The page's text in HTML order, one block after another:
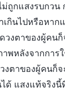
ม่ถูกแสงรบกวน
กินไปหรือหาก
วงตาของผู้คน
พหลังจากการ
งตาของผู้คนก็
ด้ แสงแท้จริง